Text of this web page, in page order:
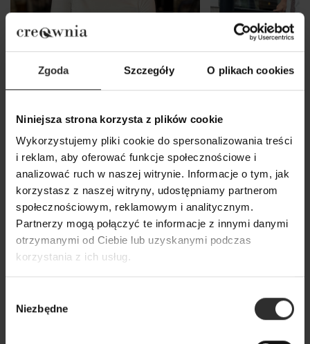
Zgoda Szczegóły O plikach cookies
Niniejsza strona korzysta z plików cookie
Wykorzystujemy pliki cookie do spersonalizowania treści
i reklam, aby oferować funkcje społecznościowe i
analizować ruch w naszej witrynie. Informacje o tym, jak
korzystasz z naszej witryny, udostępniamy partnerom
społecznościowym, reklamowym i analitycznym.
Partnerzy mogą połączyć te informacje z innymi danymi
otrzymanymi od Ciebie lub uzyskanymi podczas
korzystania z ich usług.
zgody
Niezbędne
Wiskozowa Bluzka na długi
rękaw w kolorze ecru Mery Ecru
179,00 zł
Białe Spodnie z
nogawkami
319,00 zł
Popularne produkty
Wszystkie produkty